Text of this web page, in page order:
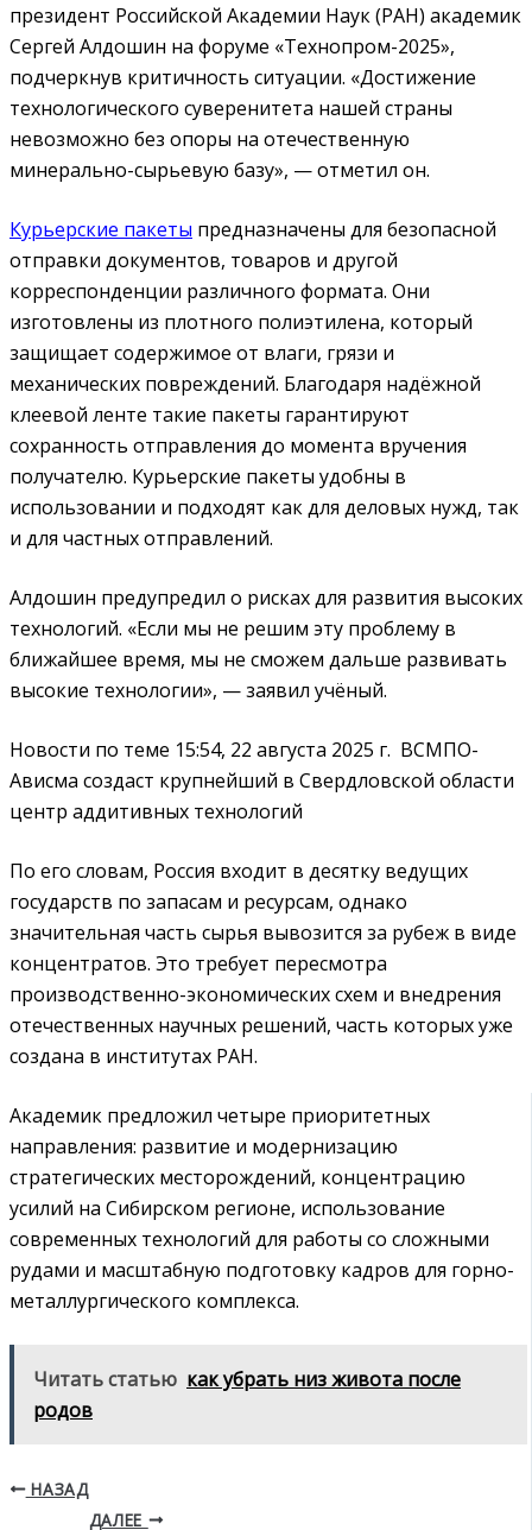
президент Российской Академии Наук (РАН) академик
Сергей Алдошин на форуме «Технопром-2025»,
подчеркнув критичность ситуации. «Достижение
технологического суверенитета нашей страны
невозможно без опоры на отечественную
минерально-сырьевую базу», — отметил он.
Курьерские пакеты предназначены для безопасной
отправки документов, товаров и другой
корреспонденции различного формата. Они
изготовлены из плотного полиэтилена, который
защищает содержимое от влаги, грязи и
механических повреждений. Благодаря надёжной
клеевой ленте такие пакеты гарантируют
сохранность отправления до момента вручения
получателю. Курьерские пакеты удобны в
использовании и подходят как для деловых нужд, так
и для частных отправлений.
Алдошин предупредил о рисках для развития высоких
технологий. «Если мы не решим эту проблему в
ближайшее время, мы не сможем дальше развивать
высокие технологии», — заявил учёный.
Новости по теме 15:54, 22 августа 2025 г. ВСМПО-
Ависма создаст крупнейший в Свердловской области
центр аддитивных технологий
По его словам, Россия входит в десятку ведущих
государств по запасам и ресурсам, однако
значительная часть сырья вывозится за рубеж в виде
концентратов. Это требует пересмотра
производственно-экономических схем и внедрения
отечественных научных решений, часть которых уже
создана в институтах РАН.
Академик предложил четыре приоритетных
направления: развитие и модернизацию
стратегических месторождений, концентрацию
усилий на Сибирском регионе, использование
современных технологий для работы со сложными
рудами и масштабную подготовку кадров для горно-
металлургического комплекса.
Читать статью как убрать низ живота после
родов
НАЗАД
ДАЛЕЕ